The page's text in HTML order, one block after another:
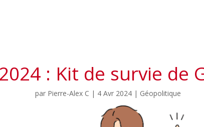
: Kit de survie de
par Pierre-Alex C | 4 Avr 2024 | Géopolitique